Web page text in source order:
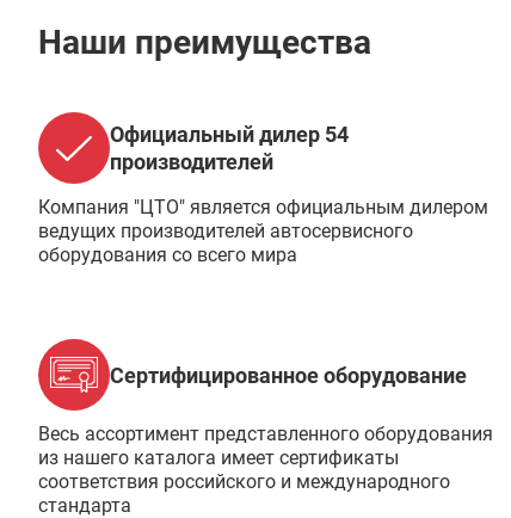
Наши преимущества
Официальный дилер 54
производителей
Компания "ЦТО" является официальным дилером
ведущих производителей автосервисного
оборудования со всего мира
Сертифицированное оборудование
Весь ассортимент представленного оборудования
из нашего каталога имеет сертификаты
соответствия российского и международного
стандарта